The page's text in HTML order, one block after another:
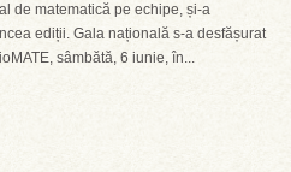
de matematică pe echipe, și-a
ediții. Gala națională s-a desfășurat
sâmbătă, 6 iunie, în...